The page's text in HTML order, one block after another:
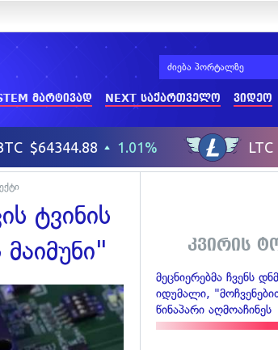
მარტივად NEXT საქართველო ვიდეო
ტვინის
კვირის
მეცნიერებმა ჩვენს
იდუმალი,
წინაპარი აღმოაჩინეს